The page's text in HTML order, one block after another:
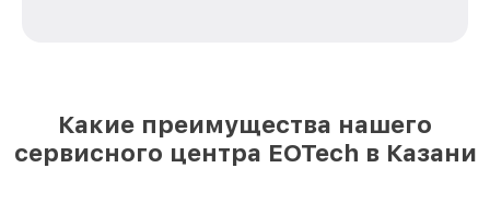
Какие преимущества нашего
сервисного центра EOTech в Казани